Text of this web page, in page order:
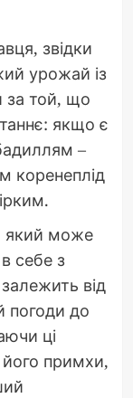
звідки
урожай із
за той, що
якщо є
–
коренеплід
який може
себе з
від
погоди до
ці
примхи,